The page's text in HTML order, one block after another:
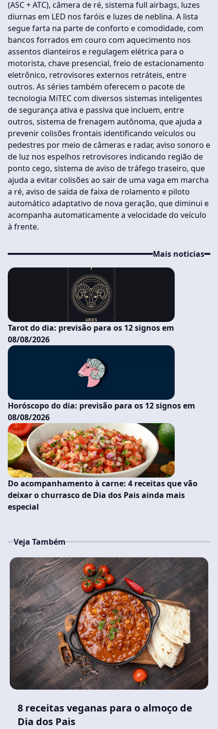
(ASC + ATC), câmera de ré, sistema full airbags, luzes
diurnas em LED nos faróis e luzes de neblina. A lista
segue farta na parte de conforto e comodidade, com
bancos forrados em couro com aquecimento nos
assentos dianteiros e regulagem elétrica para o
motorista, chave presencial, freio de estacionamento
eletrônico, retrovisores externos retráteis, entre
outros. As séries também oferecem o pacote de
tecnologia MiTEC com diversos sistemas inteligentes
de segurança ativa e passiva que incluem, entre
outros, sistema de frenagem autônoma, que ajuda a
prevenir colisões frontais identificando veículos ou
pedestres por meio de câmeras e radar, aviso sonoro e
de luz nos espelhos retrovisores indicando região de
ponto cego, sistema de aviso de tráfego traseiro, que
ajuda a evitar colisões ao sair de uma vaga em marcha
a ré, aviso de saída de faixa de rolamento e piloto
automático adaptativo de nova geração, que diminui e
acompanha automaticamente a velocidade do veículo
à frente.
Mais noticias
Tarot do dia: previsão para os 12 signos em
08/08/2026
Horóscopo do dia: previsão para os 12 signos em
08/08/2026
Do acompanhamento à carne: 4 receitas que vão
deixar o churrasco de Dia dos Pais ainda mais
especial
Veja Também
8 receitas veganas para o almoço de
Dia dos Pais